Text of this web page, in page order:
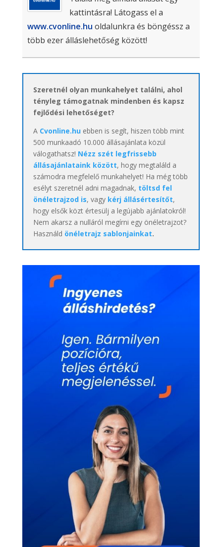
kattintásra! Látogass el a
www.cvonline.hu oldalunkra és böngéssz a
több ezer álláslehetőség között!
Szeretnél olyan munkahelyet találni, ahol
tényleg támogatnak mindenben és kapsz
fejlődési lehetőséget?
A Cvonline.huebben is segít, hiszen több mint
500 munkaadó 10.000 állásajánlata közül
válogathatsz! Nézz szét legfrissebb
állásajánlataink között, hogy megtaláld a
számodra megfelelő munkahelyet! Ha még több
esélyt szeretnél adni magadnak, töltsd fel
önéletrajzod is, vagy kérj állásértesítőt,
hogy elsők közt értesülj a legújabb ajánlatokról!
Nem akarsz a nulláról megírni egy önéletrajzot?
Használd önéletrajz sablonjainkat.